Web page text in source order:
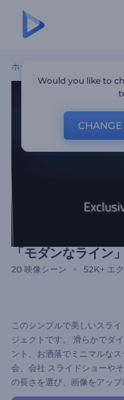
ホーム
「モダンなライン
20 映像シーン 52K+ エ
このシンプルで美しいスラ
ジェクトです。 滑らかでダ
ント、お洒落でミニマルな
会、会社 スライドショーや
の長さを選び、画像をアッ
ライドショーに使用する音
Would you like to
CHANGE